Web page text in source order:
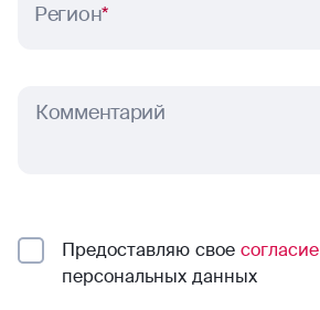
Регион*
Комментарий
Предоставляю свое согласие
персональных данных